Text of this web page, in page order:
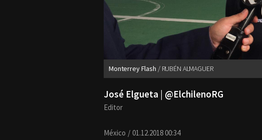
Monterrey Flash RUBÉN ALMAGUER
José Elgueta | @ElchilenoRG
Editor
México 01.12.2018 00:34